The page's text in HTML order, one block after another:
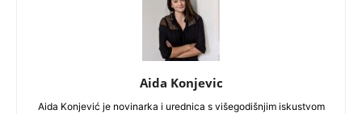
Aida Konjevic
Aida Konjević je novinarka i urednica s višegodišnjim iskustvom